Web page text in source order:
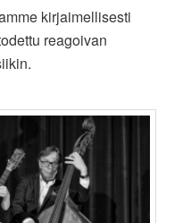
kirjaimellisesti
reagoivan